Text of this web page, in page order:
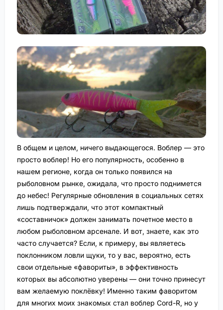
В общем и целом, ничего выдающегося. Воблер — это
просто воблер! Но его популярность, особенно в
нашем регионе, когда он только появился на
рыболовном рынке, ожидала, что просто поднимется
до небес! Регулярные обновления в социальных сетях
лишь подтверждали, что этот компактный
«составничок» должен занимать почетное место в
любом рыболовном арсенале. И вот, знаете, как это
часто случается? Если, к примеру, вы являетесь
поклонником ловли щуки, то у вас, вероятно, есть
свои отдельные «фавориты», в эффективность
которых вы абсолютно уверены — они точно принесут
вам желаемую поклёвку! Именно таким фаворитом
для многих моих знакомых стал воблер Cord-R, но у